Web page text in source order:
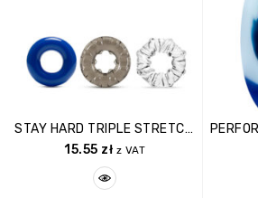
STAY HARD TRIPLE STRETCH 3PACK COCKRINGS
15.55 zł z VAT